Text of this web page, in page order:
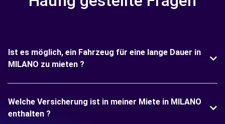
Ist es möglich, ein Fahrzeug für eine lange Dauer in
MILANO zu mieten ?
Welche Versicherung ist in meiner Miete in MILANO
enthalten ?